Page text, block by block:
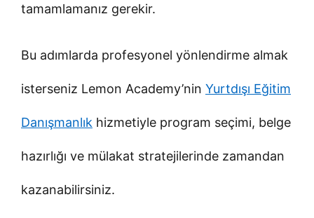
tamamlamanız gerekir.
Bu adımlarda profesyonel yönlendirme almak
isterseniz Lemon Academy’nin Yurtdışı Eğitim
Danışmanlık hizmetiyle program seçimi, belge
hazırlığı ve mülakat stratejilerinde zamandan
kazanabilirsiniz.